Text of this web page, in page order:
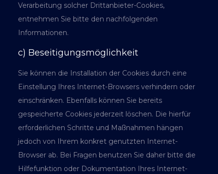
Verarbeitung solcher Drittanbieter-Cookies,
entnehmen Sie bitte den nachfolgenden
Informationen.
c) Beseitigungsmöglichkeit
Sie können die Installation der Cookies durch eine
Einstellung Ihres Internet-Browsers verhindern oder
einschränken. Ebenfalls können Sie bereits
gespeicherte Cookies jederzeit löschen. Die hierfür
erforderlichen Schritte und Maßnahmen hängen
jedoch von Ihrem konkret genutzten Internet-
Browser ab. Bei Fragen benutzen Sie daher bitte die
Hilfefunktion oder Dokumentation Ihres Internet-